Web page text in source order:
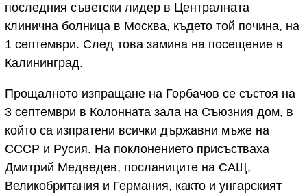
последния съветски лидер в Централната
клинична болница в Москва, където той почина, на
1 септември. След това замина на посещение в
Калининград.
Прощалното изпращане на Горбачов се състоя на
3 септември в Колонната зала на Съюзния дом, в
който са изпратени всички държавни мъже на
СССР и Русия. На поклонението присъстваха
Дмитрий Медведев, посланиците на САЩ,
Великобритания и Германия, както и унгарският